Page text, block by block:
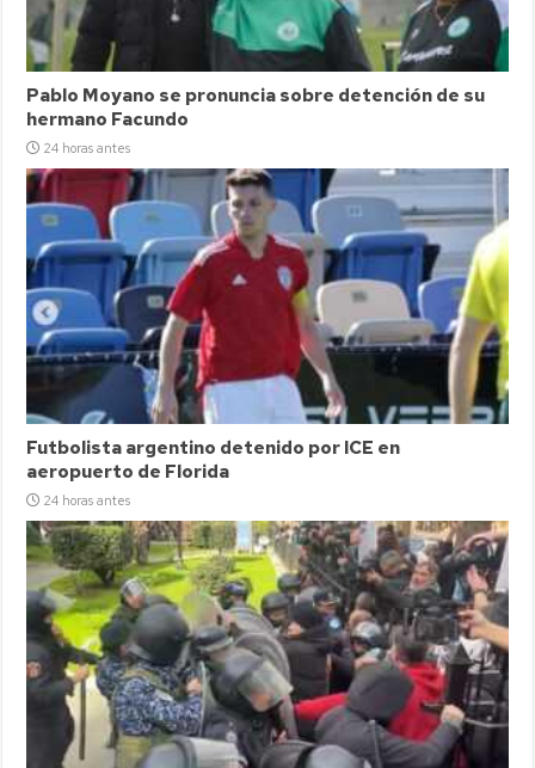
Pablo Moyano se pronuncia sobre detención de su
hermano Facundo
24 horas antes
Futbolista argentino detenido por ICE en
aeropuerto de Florida
24 horas antes